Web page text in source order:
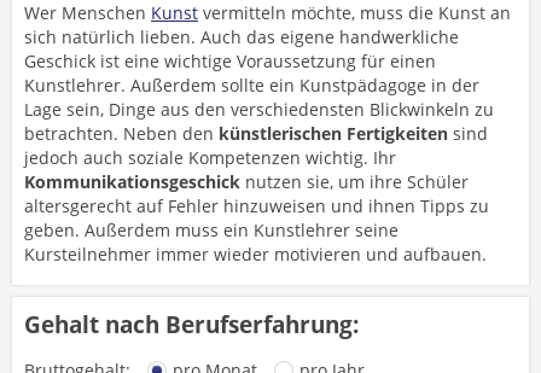
Wer Menschen Kunst vermitteln möchte, muss die Kunst an
sich natürlich lieben. Auch das eigene handwerkliche
Geschick ist eine wichtige Voraussetzung für einen
Kunstlehrer. Außerdem sollte ein Kunstpädagoge in der
Lage sein, Dinge aus den verschiedensten Blickwinkeln zu
betrachten. Neben den künstlerischen Fertigkeiten sind
jedoch auch soziale Kompetenzen wichtig. Ihr
Kommunikationsgeschick nutzen sie, um ihre Schüler
altersgerecht auf Fehler hinzuweisen und ihnen Tipps zu
geben. Außerdem muss ein Kunstlehrer seine
Kursteilnehmer immer wieder motivieren und aufbauen.
Gehalt nach Berufserfahrung: